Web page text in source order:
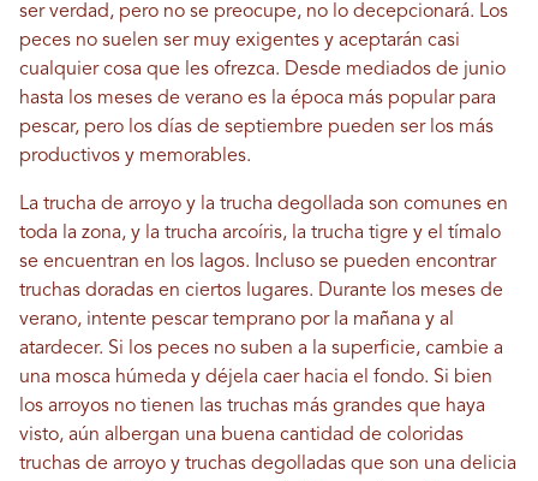
ser verdad, pero no se preocupe, no lo decepcionará. Los
peces no suelen ser muy exigentes y aceptarán casi
cualquier cosa que les ofrezca. Desde mediados de junio
hasta los meses de verano es la época más popular para
pescar, pero los días de septiembre pueden ser los más
productivos y memorables.
La trucha de arroyo y la trucha degollada son comunes en
toda la zona, y la trucha arcoíris, la trucha tigre y el tímalo
se encuentran en los lagos. Incluso se pueden encontrar
truchas doradas en ciertos lugares. Durante los meses de
verano, intente pescar temprano por la mañana y al
atardecer. Si los peces no suben a la superficie, cambie a
una mosca húmeda y déjela caer hacia el fondo. Si bien
los arroyos no tienen las truchas más grandes que haya
visto, aún albergan una buena cantidad de coloridas
truchas de arroyo y truchas degolladas que son una delicia